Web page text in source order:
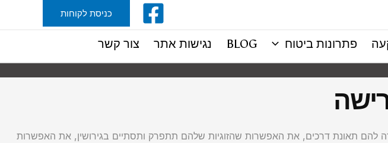
כניסת לקוחות
פתרונות ביטוח BLOG נגישות אתר צור קשר
תאונת דרכים, את האפשרות שהזוגיות שלהם תתפרק ותסתיים בגירושין, את האפשרות